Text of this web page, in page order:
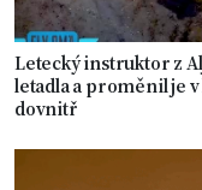
Letecký instruktor z
letadla a proměnil je
dovnitř